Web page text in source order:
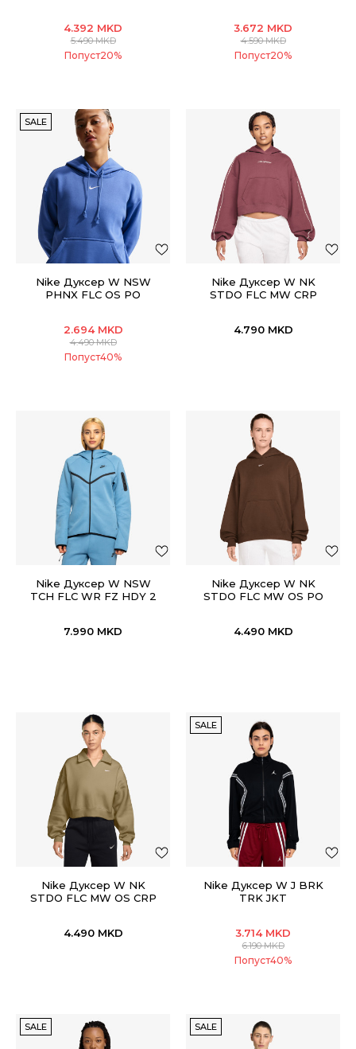
4.392 MKD
5.490MKD
Попуст20%
3.672 MKD
4.590MKD
Попуст20%
SALE
Nike Дуксер W NSW
PHNX FLC OS PO
2.694 MKD
4.490MKD
Попуст40%
Nike Дуксер W NK
STDO FLC MW CRP
4.790 MKD
Nike Дуксер W NSW
TCH FLC WR FZ HDY 2
7.990 MKD
Nike Дуксер W NK
STDO FLC MW OS PO
4.490 MKD
Nike Дуксер W NK
STDO FLC MW OS CRP
4.490 MKD
SALE
Nike Дуксер W J BRK
TRK JKT
3.714 MKD
6.190MKD
Попуст40%
SALE SALE